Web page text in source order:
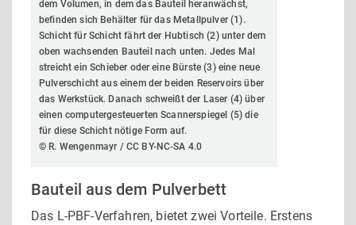
dem Volumen, in dem das Bauteil heranwächst,
befinden sich Behälter für das Metallpulver (1).
Schicht für Schicht fährt der Hubtisch (2) unter dem
oben wachsenden Bauteil nach unten. Jedes Mal
streicht ein Schie­ber oder eine Bürste (3) eine neue
Pulverschicht aus einem der beiden Reservoirs über
das Werkstück. Danach schweißt der Laser (4) über
einen computergesteuerten Scannerspiegel (5) die
für diese Schicht nötige Form auf.
© R. Wengenmayr / CC BY-NC-SA 4.0
Bauteil aus dem Pulverbett
Das L-PBF-Verfahren, bietet zwei Vorteile. Erstens